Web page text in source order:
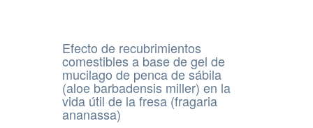
Efecto de recubrimientos
comestibles a base de gel de
mucilago de penca de sábila
(aloe barbadensis miller) en la
vida útil de la fresa (fragaria
ananassa)